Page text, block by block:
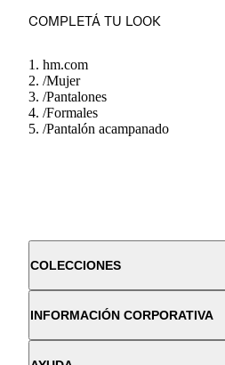
COMPLETÁ TU LOOK
hm.com
/Mujer
/Pantalones
/Formales
/Pantalón acampanado
COLECCIONES
INFORMACIÓN CORPORATIVA